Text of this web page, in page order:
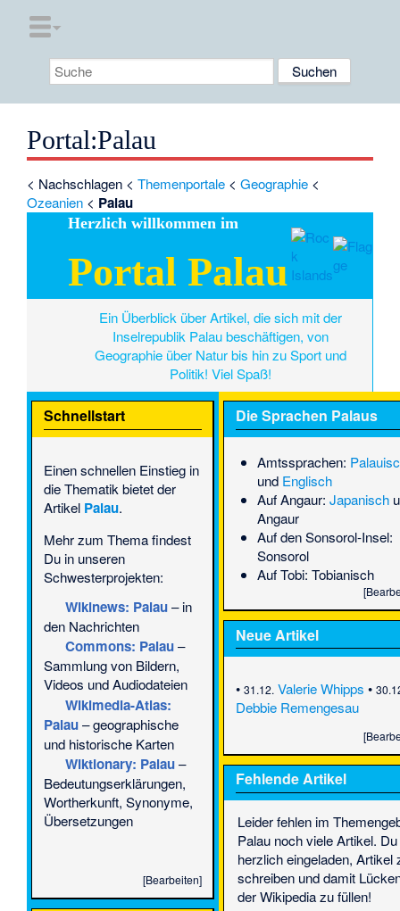
Portal:Palau
< Nachschlagen <Themenportale <Geographie <
Ozeanien < Palau
Herzlich willkommen im
Portal Palau
Ein Überblick über Artikel, die sich mit der
Inselrepublik Palau beschäftigen, von
Geographie über Natur bis hin zu Sport und
Politik! Viel Spaß!
Schnellstart
Einen schnellen Einstieg in
die Thematik bietet der
Artikel Palau.
Mehr zum Thema findest
Du in unseren
Schwesterprojekten:
Wikinews: Palau– in
den Nachrichten
Commons: Palau–
Sammlung von Bildern,
Videos und Audiodateien
Wikimedia-Atlas:
Palau– geographische
und historische Karten
Wiktionary: Palau–
Bedeutungserklärungen,
Wortherkunft, Synonyme,
Übersetzungen
[Bearbeiten]
Die Sprachen Palaus
Amtssprachen:
und Englisch
Auf Angaur: Japanisch
Angaur
Auf den Sonsorol-Insel:
Sonsorol
Auf Tobi: Tobianisch
[
Neue Artikel
• 31.12. Valerie Whipps •
Debbie Remengesau
[
Fehlende Artikel
Leider fehlen im
Palau noch viele Artikel.
herzlich eingeladen, Artikel
schreiben und damit
der Wikipedia zu füllen!